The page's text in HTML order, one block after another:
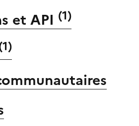
et API (1)
1)